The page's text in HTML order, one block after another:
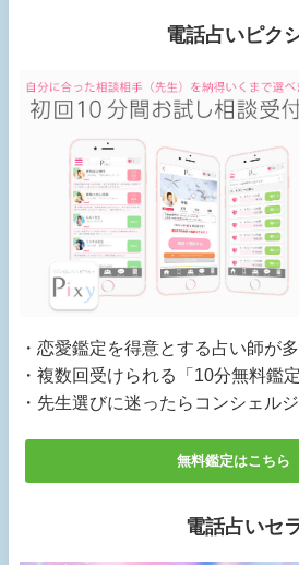
電話占いピク
・恋愛鑑定を得意とする占い師が
・複数回受けられる「10分無料鑑
・先生選びに迷ったらコンシェル
無料鑑定はこちら
電話占いセ